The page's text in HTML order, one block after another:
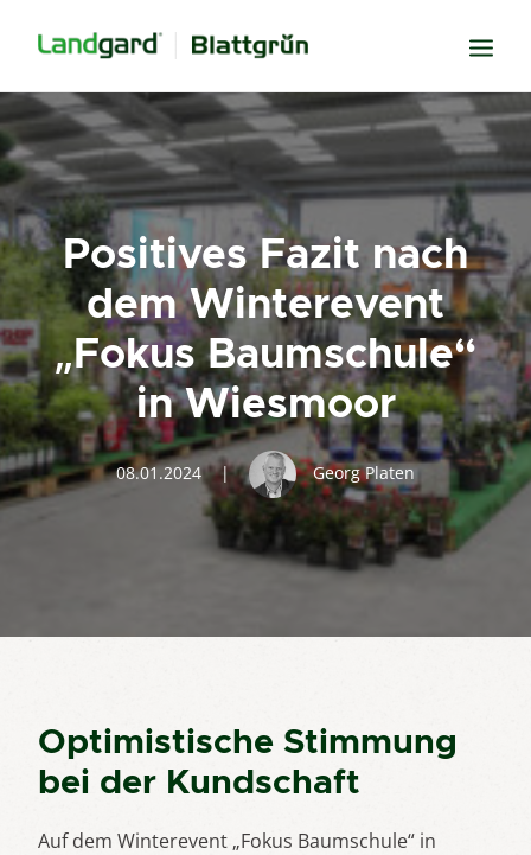
Neugier
Inspiration
Verbundenheit
Transparenz
Freude
Erfolg
Miteinander
Wissen
Suche
Positives Fazit nach
dem Winterevent
„Fokus Baumschule“
in Wiesmoor
08.01.2024 | Georg Platen
Optimistische Stimmung
bei der Kundschaft
Auf dem Winterevent „Fokus Baumschule“ in